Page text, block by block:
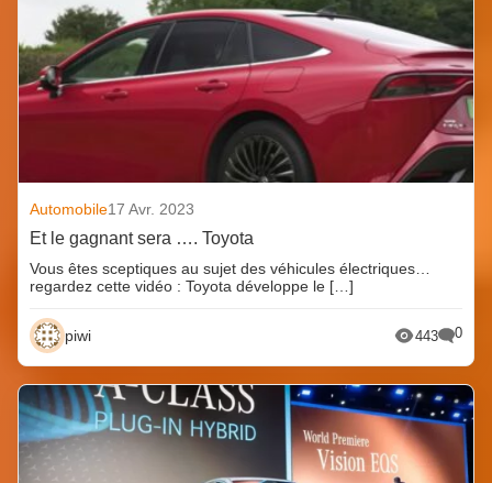
Automobile17 Avr. 2023
Et le gagnant sera …. Toyota
Vous êtes sceptiques au sujet des véhicules électriques…
regardez cette vidéo : Toyota développe le […]
piwi 443 0